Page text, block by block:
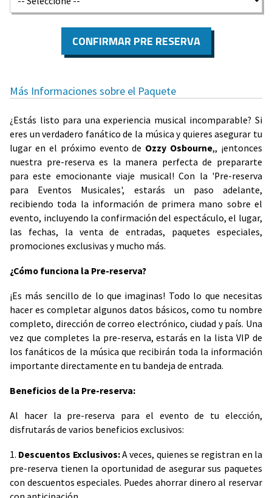
CONFIRMAR PRE RESERVA
Más Informaciones sobre el Paquete
¿Estás listo para una experiencia musical incomparable? Si
eres un verdadero fanático de la música y quieres asegurar tu
lugar en el próximo evento de Ozzy Osbourne,, ¡entonces
nuestra pre-reserva es la manera perfecta de prepararte
para este emocionante viaje musical! Con la 'Pre-reserva
para Eventos Musicales', estarás un paso adelante,
recibiendo toda la información de primera mano sobre el
evento, incluyendo la confirmación del espectáculo, el lugar,
las fechas, la venta de entradas, paquetes especiales,
promociones exclusivas y mucho más.
¿Cómo funciona la Pre-reserva?
¡Es más sencillo de lo que imaginas! Todo lo que necesitas
hacer es completar algunos datos básicos, como tu nombre
completo, dirección de correo electrónico, ciudad y país. Una
vez que completes la pre-reserva, estarás en la lista VIP de
los fanáticos de la música que recibirán toda la información
importante directamente en tu bandeja de entrada.
Beneficios de la Pre-reserva:
Al hacer la pre-reserva para el evento de tu elección,
disfrutarás de varios beneficios exclusivos:
1. Descuentos Exclusivos:A veces, quienes se registran en la
pre-reserva tienen la oportunidad de asegurar sus paquetes
con descuentos especiales. Puedes ahorrar dinero al reservar